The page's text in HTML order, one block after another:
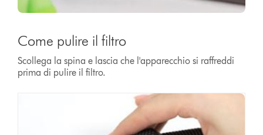
Come pulire il filtro
Scollega la spina e lascia che l'apparecchio si raffreddi
prima di pulire il filtro.